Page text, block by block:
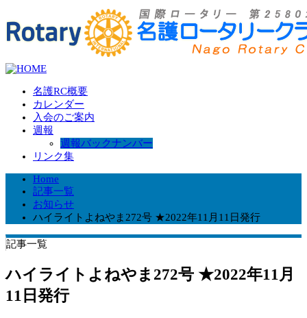
名護RC概要
カレンダー
入会のご案内
週報
週報バックナンバー
リンク集
Home
記事一覧
お知らせ
ハイライトよねやま272号 ★2022年11月11日発行
記事一覧
ハイライトよねやま272号 ★2022年11月
11日発行